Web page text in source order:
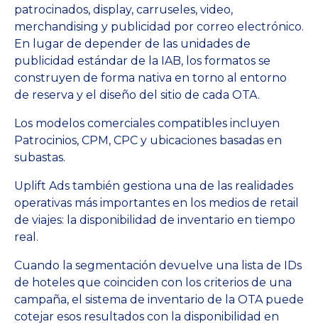
patrocinados, display, carruseles, video,
merchandising y publicidad por correo electrónico.
En lugar de depender de las unidades de
publicidad estándar de la IAB, los formatos se
construyen de forma nativa en torno al entorno
de reserva y el diseño del sitio de cada OTA.
Los modelos comerciales compatibles incluyen
Patrocinios, CPM, CPC y ubicaciones basadas en
subastas.
Uplift Ads también gestiona una de las realidades
operativas más importantes en los medios de retail
de viajes: la disponibilidad de inventario en tiempo
real.
Cuando la segmentación devuelve una lista de IDs
de hoteles que coinciden con los criterios de una
campaña, el sistema de inventario de la OTA puede
cotejar esos resultados con la disponibilidad en